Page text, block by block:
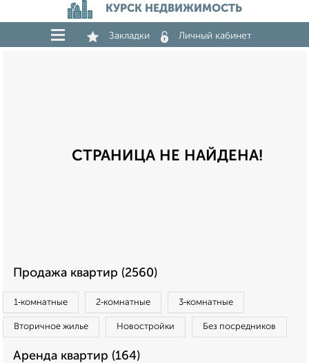
КУРСК НЕДВИЖИМОСТЬ
Закладки Личный кабинет
СТРАНИЦА НЕ НАЙДЕНА!
Продажа квартир (2560)
1‑комнатные 2‑комнатные 3‑комнатные
Вторичное жилье Новостройки Без посредников
Аренда квартир (164)